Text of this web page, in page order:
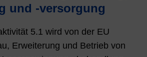
und -versorgung
5.1 wird von der EU
Erweiterung und Betrieb von